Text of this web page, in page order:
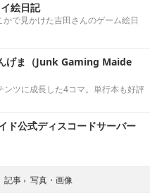
絵日記
で見かけた吉田さんのゲーム絵日
げま（Junk Gaming Maide
ツに成長した4コマ。単行本も好評
公式ディスコードサーバー
記事 › 写真・画像